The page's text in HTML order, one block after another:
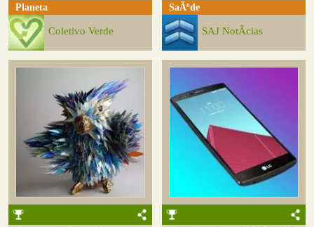
Planeta
Coletivo Verde
SaÃºde
SAJ NotÃ­cias